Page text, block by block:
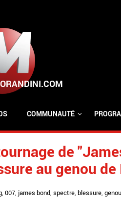
COMMUNAUTÉ
de
au genou
, 007, james bond, spectre, blessure, genou